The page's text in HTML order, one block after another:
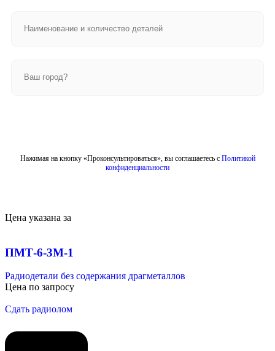
Нажимая на кнопку «Проконсультироваться», вы соглашаетесь с Политикой
конфиденциальности
Цена указана за
ПМТ-6-3М-1
Радиодетали без содержания драгметаллов
Цена по запросу
Сдать радиолом